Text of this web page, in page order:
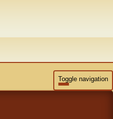
Toggle navigation